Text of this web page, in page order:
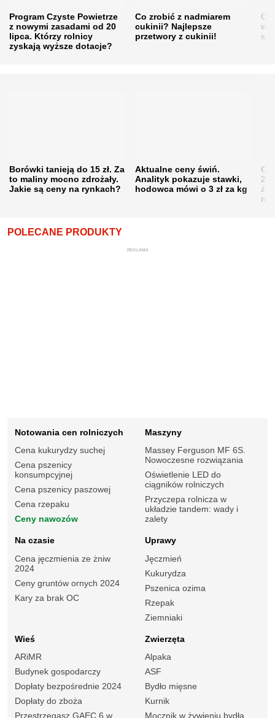
Program Czyste Powietrze
z nowymi zasadami od 20
lipca. Którzy rolnicy
zyskają wyższe dotacje?
Co zrobić z nadmiarem
cukinii? Najlepsze
przetwory z cukinii!
w
Borówki tanieją do 15 zł. Za
to maliny mocno zdrożały.
Jakie są ceny na rynkach?
Aktualne ceny świń.
Analityk pokazuje stawki,
hodowca mówi o 3 zł za kg
POLECANE PRODUKTY
REKLAMA
Notowania cen rolniczych
Cena kukurydzy suchej
Cena pszenicy
konsumpcyjnej
Cena pszenicy paszowej
Cena rzepaku
Ceny nawozów
Maszyny
Massey Ferguson MF 6S.
Nowoczesne rozwiązania
Oświetlenie LED do
ciągników rolniczych
Przyczepa rolnicza w
układzie tandem: wady i
zalety
Na czasie
Cena jęczmienia ze żniw
2024
Ceny gruntów ornych 2024
Kary za brak OC
Uprawy
Jęczmień
Kukurydza
Pszenica ozima
Rzepak
Ziemniaki
Wieś
ARiMR
Budynek gospodarczy
Dopłaty bezpośrednie 2024
Dopłaty do zboża
Przestrzegasz GAEC 6 w
Zwierzęta
Alpaka
ASF
Bydło mięsne
Kurnik
Mocznik w żywieniu bydła